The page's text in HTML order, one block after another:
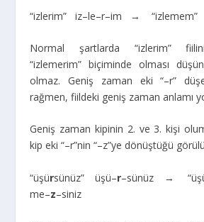
“izlerim” iz–le–r–im → “izlemem”
Normal şartlarda “izlerim”
“izlemerim” biçiminde olması
olmaz. Geniş zaman eki “–r”
rağmen, fiildeki geniş zaman anlamı
Geniş zaman kipinin 2. ve 3. kişi
kip eki “–r”nin “–z”ye dönüştüğü
“üşürsünüz” üşü–r–sünüz →
me–z–siniz